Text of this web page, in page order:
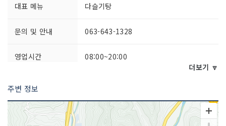
대표 메뉴 다슬기탕
문의 및 안내 063-643-1328
영업시간 08:00~20:00
주차시설 불가능
더보기 🔽
주변 정보